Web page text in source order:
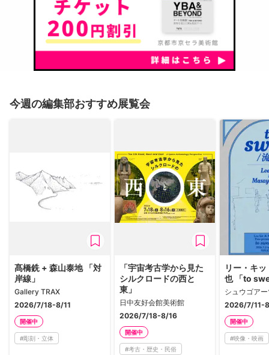
今週の編集部おすすめ展覧会
髙橋銑 + 森山泰地 「対
岸線」
Gallery TRAX
2026/7/18-8/11
開催中
#彫刻・立体
「宇宙考古学から見た
シルクロードの西と
東」
日中友好会館美術館
2026/7/18-8/16
開催中
#考古・歴史・民俗
リー・キ
也 「to
シュウゴア
2026/7/11-
開催中
#映像・映画